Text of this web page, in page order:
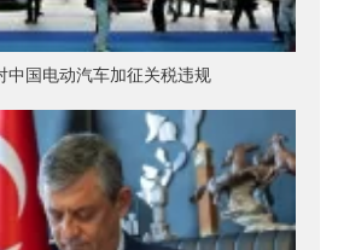
中国电动汽车加征关税违规